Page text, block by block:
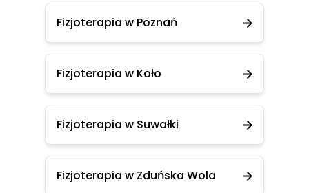
Fizjoterapia w Poznań
Fizjoterapia w Koło
Fizjoterapia w Suwałki
Fizjoterapia w Zduńska Wola